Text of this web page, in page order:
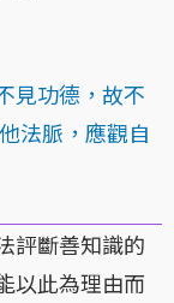
見功德，故不
法脈，應觀自
斷善知識的
以此為理由而